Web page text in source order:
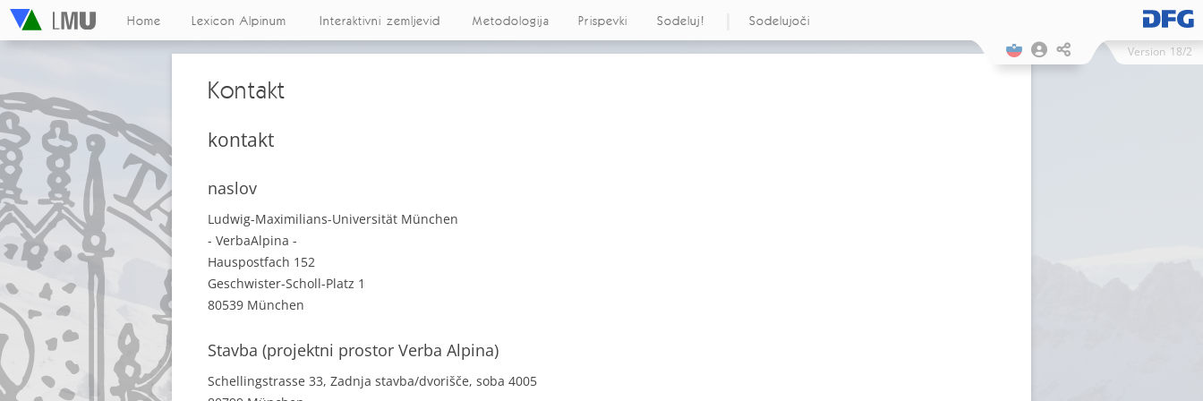
Home Lexicon Alpinum Interaktivni zemljevid Metodologija Prispevki Sodeluj! Sodelujoči
Version 18/2
Kontakt
kontakt
naslov
Ludwig-Maximilians-Universität München
- VerbaAlpina -
Hauspostfach 152
Geschwister-Scholl-Platz 1
80539 München
Stavba (projektni prostor Verba Alpina)
Schellingstrasse 33, Zadnja stavba/dvorišče, soba 4005